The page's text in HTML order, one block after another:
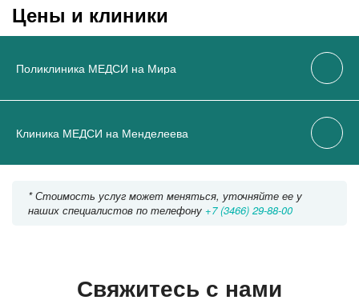
Цены и клиники
Поликлиника МЕДСИ на Мира
Клиника МЕДСИ на Менделеева
* Стоимость услуг может меняться, уточняйте ее у
наших специалистов по телефону +7 (3466) 29-88-00
Свяжитесь с нами